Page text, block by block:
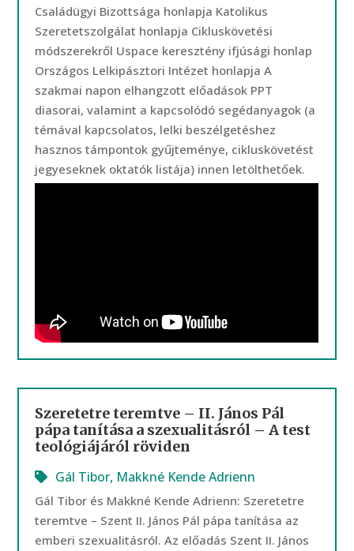
Családügyi Bizottsága honlapja Katolikus
Szeretetszolgálat honlapja Cikluskövetési
módszerekről Uspace keresztény ifjúsági honlap
Országos Lelkipásztori Intézet honlapja A
szakmai napon elhangzott előadások PPT
diasorai, valamint a kapcsolódó segédanyagok (a
témával kapcsolatos, lelki beszélgetéshez
hasznos támpontok gyűjteménye, cikluskövetést
jegyeseknek oktatók listája) innen letölthetőek.
Szeretetre teremtve – II. János Pál
pápa tanítása a szexualitásról – A test
teológiájáról röviden
Gál Tibor, Makkné Kende Adrienn
Gál Tibor és Makkné Kende Adrienn: Szeretetre
teremtve – Szent II. János Pál pápa tanítása az
emberi szexualitásról. Az előadás Szent II. János